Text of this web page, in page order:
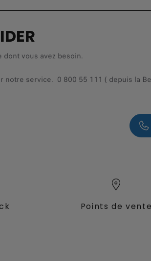
vous avez besoin.
service. 0 800 55 111 ( depuis la
Points de vente